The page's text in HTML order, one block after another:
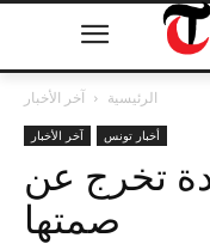
الرئيسية آخر الأخبار
آخر الأخبار أخبار تونس
تخرج عن
صمتها